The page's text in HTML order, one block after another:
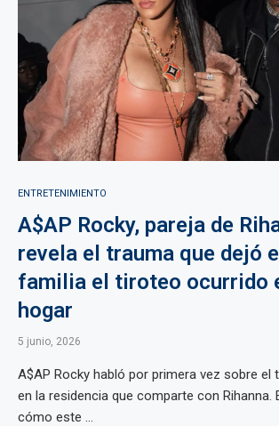
ENTRETENIMIENTO
A$AP Rocky, pareja de
revela el trauma que dejó
familia el tiroteo ocurrido
hogar
5 junio, 2026
A$AP Rocky habló por primera vez sobre el
en la residencia que comparte con Rihanna.
cómo este ...